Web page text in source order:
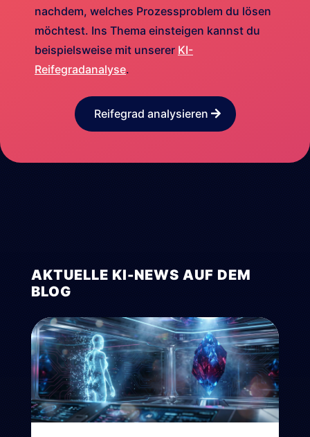
nachdem, welches Prozessproblem du lösen
möchtest. Ins Thema einsteigen kannst du
beispielsweise mit unserer KI-
Reifegradanalyse.
Reifegrad analysieren
AKTUELLE KI-NEWS AUF DEM
BLOG